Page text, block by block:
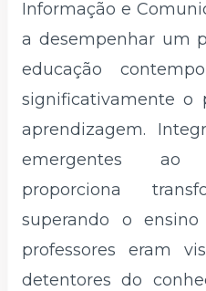
Informação e
a desempenhar um
educação
significativamente o
aprendizagem.
emergentes ao
proporciona
superando o
professores eram
detentores do